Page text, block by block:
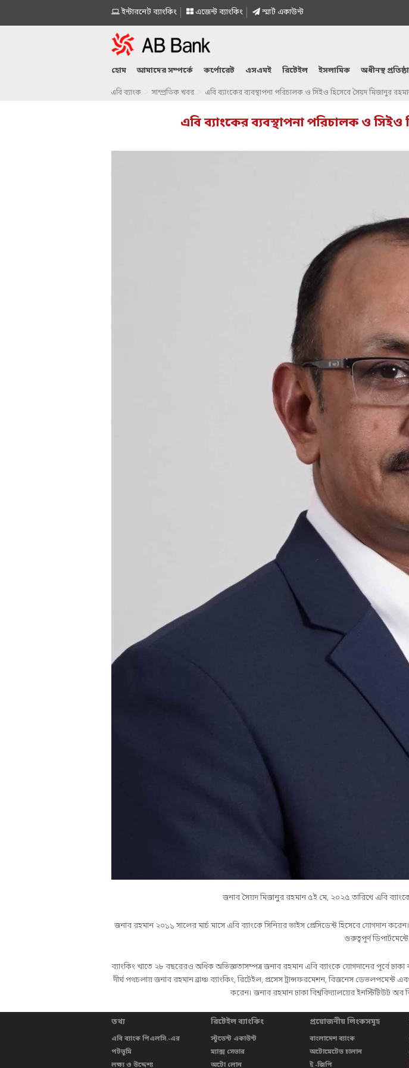
ইন্টারনেট ব্যাংকিং এজেন্ট ব্যাংকিং স্মাৰ্ট একাউন্ট
হোম আমাদের সম্পর্কে কর্পোরেট এসএমই রিটেইল ইসলামিক অধীনস্থ
এবি ব্যাংক সাম্প্রতিক খবর এবি ব্যাংকের ব্যবস্থাপনা পরিচালক ও সিইও হিসেবে সৈয়দ মিজানুর
এবি ব্যাংকের ব্যবস্থাপনা পরিচালক ও
জনাব সৈয়দ মিজানুর রহমান ৫ই মে, ২০২৫ তারিখে এবি
জনাব রহমান ২০১১ সালের মার্চ মাসে এবি ব্যাংকে সিনিয়র ভাইস প্রেসিডেন্ট হিসেবে যোগদান
গুরুত্বপূর্ণ
ব্যাংকিং খাতে ২৮ বছরেরও অধিক অভিজ্ঞতাসম্পন্ন জনাব রহমান এবি ব্যাংকে যোগদানের পূর্বে
দীর্ঘ পথচলায় জনাব রহমান ব্রাঞ্চ ব্যাংকিং, রিটেইল, প্রসেস ট্রান্সফরমেশন, বিজনেস ডেভলপমেন্ট
করেন। জনাব রহমান ঢাকা বিশ্ববিদ্যালয়ের ইনস্টিটিউট
তথ্য
এবি ব্যাংক পিএলসি.-এর
পটভূমি
লক্ষ্য ও উদ্দেশ্য
রিটেইল ব্যাংকিং
স্টুডেন্ট একাউন্ট
ম্যাক্স সেভার
অটো লোন
প্রয়োজনীয় লিংকসমূহ
বাংলাদেশ ব্যাংক
অটোমেটেড চালান
ই -জিপি